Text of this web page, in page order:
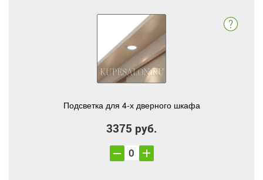
Подсветка для 4-х дверного шкафа
3375 руб.